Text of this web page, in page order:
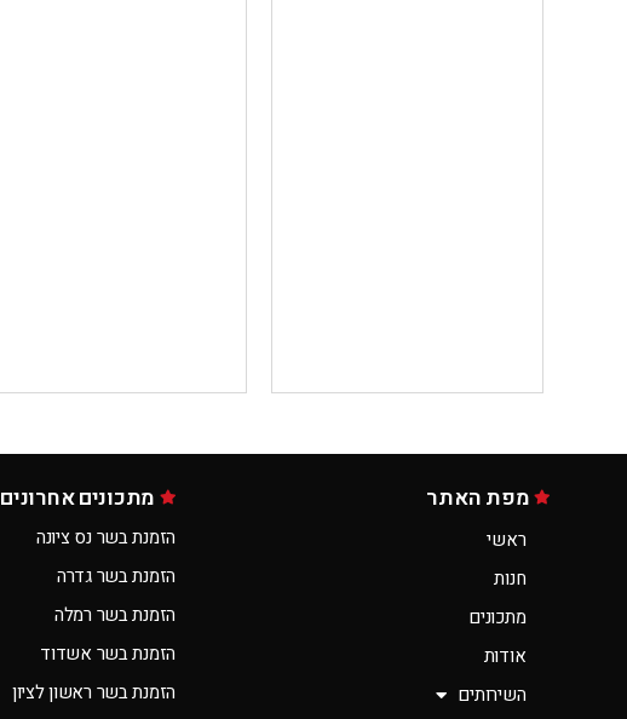
מפת האתר
ראשי
חנות
מתכונים
אודות
השירותים
מתכונים אחרונים
הזמנת בשר נס ציונה
הזמנת בשר גדרה
הזמנת בשר רמלה
הזמנת בשר אשדוד
הזמנת בשר ראשון לציון